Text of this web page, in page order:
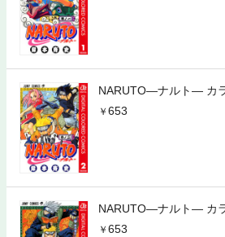
NARUTO―ナルト― カ
653
NARUTO―ナルト― カ
653